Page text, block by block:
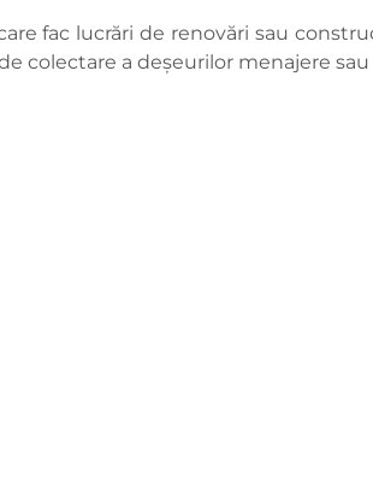
fac lucrări de renovări sau
colectare a deșeurilor menajere